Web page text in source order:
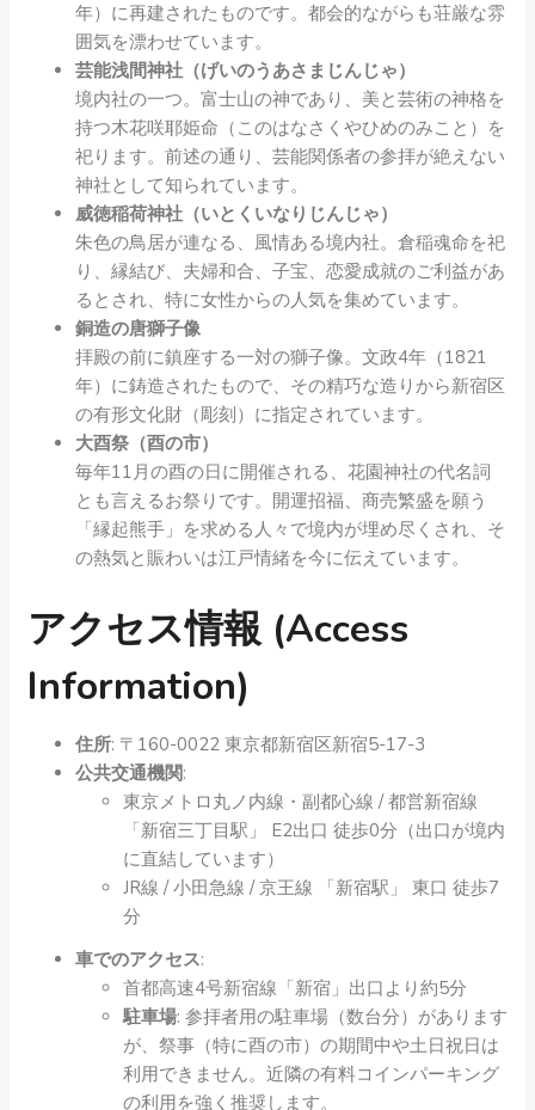
年）に再建されたものです。都会的ながらも荘厳な雰
囲気を漂わせています。
芸能浅間神社（げいのうあさまじんじゃ）
境内社の一つ。富士山の神であり、美と芸術の神格を
持つ木花咲耶姫命（このはなさくやひめのみこと）を
祀ります。前述の通り、芸能関係者の参拝が絶えない
神社として知られています。
威徳稲荷神社（いとくいなりじんじゃ）
朱色の鳥居が連なる、風情ある境内社。倉稲魂命を祀
り、縁結び、夫婦和合、子宝、恋愛成就のご利益があ
るとされ、特に女性からの人気を集めています。
銅造の唐獅子像
拝殿の前に鎮座する一対の獅子像。文政4年（1821
年）に鋳造されたもので、その精巧な造りから新宿区
の有形文化財（彫刻）に指定されています。
大酉祭（酉の市）
毎年11月の酉の日に開催される、花園神社の代名詞
とも言えるお祭りです。開運招福、商売繁盛を願う
「縁起熊手」を求める人々で境内が埋め尽くされ、そ
の熱気と賑わいは江戸情緒を今に伝えています。
アクセス情報 (Access
Information)
住所: 〒160-0022 東京都新宿区新宿5-17-3
公共交通機関:
東京メトロ丸ノ内線・副都心線 / 都営新宿線
「新宿三丁目駅」 E2出口 徒歩0分（出口が境内
に直結しています）
JR線 / 小田急線 / 京王線 「新宿駅」 東口 徒歩7
分
車でのアクセス:
首都高速4号新宿線「新宿」出口より約5分
駐車場: 参拝者用の駐車場（数台分）があります
が、祭事（特に酉の市）の期間中や土日祝日は
利用できません。近隣の有料コインパーキング
の利用を強く推奨します。